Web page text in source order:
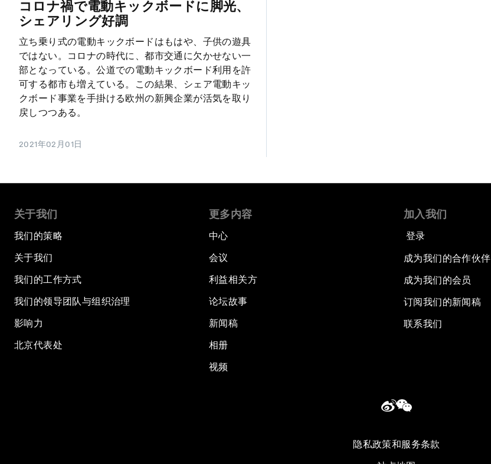
コロナ禍で電動キックボードに脚光、
シェアリング好調
立ち乗り式の電動キックボードはもはや、子供の遊具
ではない。コロナの時代に、都市交通に欠かせない一
部となっている。公道での電動キックボード利用を許
可する都市も増えている。この結果、シェア電動キッ
クボード事業を手掛ける欧州の新興企業が活気を取り
戻しつつある。
2021年02月01日
关于我们
我们的策略
关于我们
我们的工作方式
我们的领导团队与组织治理
影响力
北京代表处
更多内容
中心
会议
利益相关方
论坛故事
新闻稿
相册
视频
加入我们
登录
成为我们的合作伙伴
成为我们的会员
订阅我们的新闻稿
联系我们
隐私政策和服务条款